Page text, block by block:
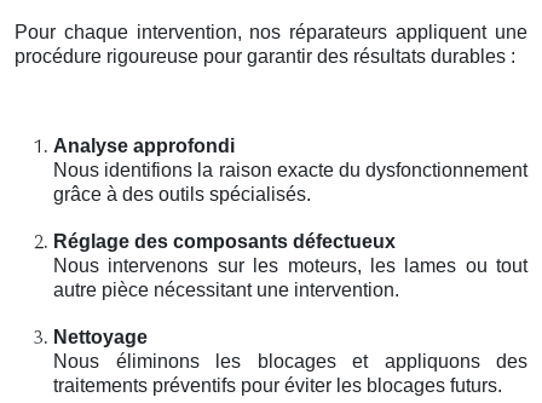
Pour chaque intervention, nos réparateurs appliquent une
procédure rigoureuse pour garantir des résultats durables :
Analyse approfondi
Nous identifions la raison exacte du dysfonctionnement
grâce à des outils spécialisés.
Réglage des composants défectueux
Nous intervenons sur les moteurs, les lames ou tout
autre pièce nécessitant une intervention.
Nettoyage
Nous éliminons les blocages et appliquons des
traitements préventifs pour éviter les blocages futurs.